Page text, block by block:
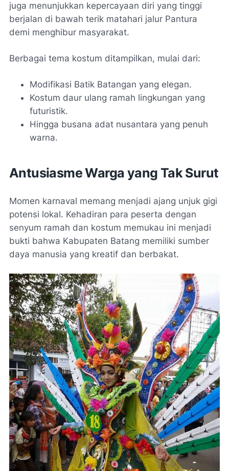
juga menunjukkan kepercayaan diri yang tinggi
berjalan di bawah terik matahari jalur Pantura
demi menghibur masyarakat.
Berbagai tema kostum ditampilkan, mulai dari:
Modifikasi Batik Batangan yang elegan.
Kostum daur ulang ramah lingkungan yang
futuristik.
Hingga busana adat nusantara yang penuh
warna.
Antusiasme Warga yang Tak Surut
Momen karnaval memang menjadi ajang unjuk gigi
potensi lokal. Kehadiran para peserta dengan
senyum ramah dan kostum memukau ini menjadi
bukti bahwa Kabupaten Batang memiliki sumber
daya manusia yang kreatif dan berbakat.